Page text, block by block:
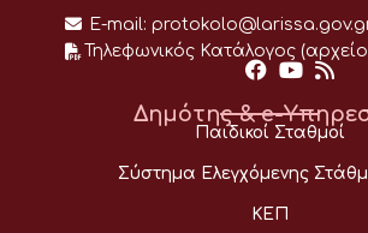
E-mail:
Τηλεφωνικός Κατάλογος
Δημότης & e-
Παιδικοί Σταθμοί
Σύστημα Ελεγχόμενης
ΚΕΠ